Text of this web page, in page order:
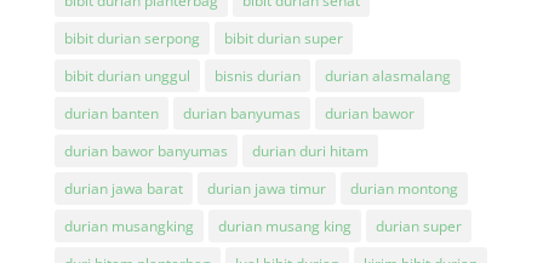
bibit durian serpong
bibit durian super
bibit durian unggul
bisnis durian
durian alasmalang
durian banten
durian banyumas
durian bawor
durian bawor banyumas
durian duri hitam
durian jawa barat
durian jawa timur
durian montong
durian musangking
durian musang king
durian super